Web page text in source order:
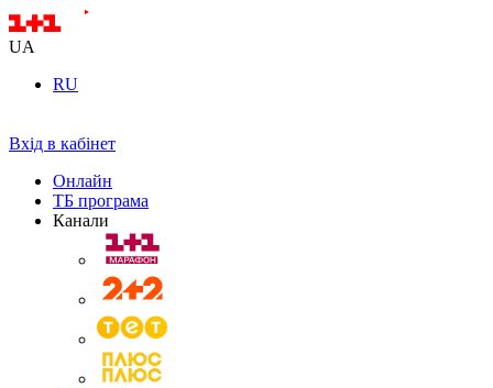
UA
RU
Вхід в кабінет
Онлайн
ТБ програма
Канали